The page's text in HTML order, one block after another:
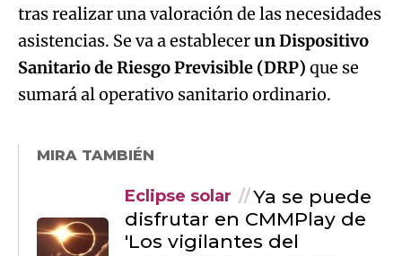
tras realizar una valoración de las necesidades
asistencias. Se va a establecerun Dispositivo
Sanitario de Riesgo Previsible (DRP) que se
sumará al operativo sanitario ordinario.
MIRA TAMBIÉN
Eclipse solar
Ya se puede
disfrutar en CMMPlay de
'Los vigilantes del